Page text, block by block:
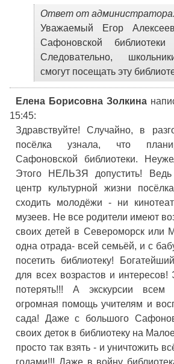
Ответ от
Уважаемый Егор
Сафоновской
Следовательно,
смогут посещать эту
Елена Борисовна Золкина
15:45:
Здравствуйте! Случайно, в
посёлка узнала, что
Сафоновской библиотеки.
Этого НЕЛЬЗЯ допустить!
центр культурной жизни
сходить молодёжи - ни
музеев. Не все родители имеют
своих детей в Североморск или
одна отрада- всей семьёй, и с
посетить библиотеку!
для всех возрастов и интересов!
потерять!!! А экскурсии
огромная помощь учителям и
сада! Даже с большого
своих деток в библиотеку на
просто так взять - и уничтожить
годами!!! Даже в войну